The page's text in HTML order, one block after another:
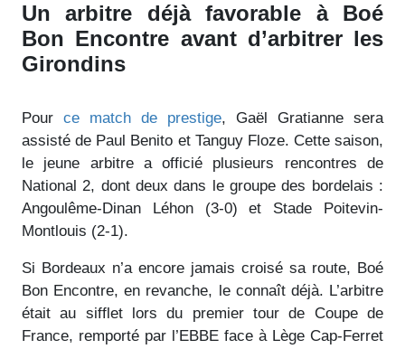
Un arbitre déjà favorable à Boé
Bon Encontre avant d’arbitrer les
Girondins
Pour ce match de prestige, Gaël Gratianne sera
assisté de Paul Benito et Tanguy Floze. Cette saison,
le jeune arbitre a officié plusieurs rencontres de
National 2, dont deux dans le groupe des bordelais :
Angoulême-Dinan Léhon (3-0) et Stade Poitevin-
Montlouis (2-1).
Si Bordeaux n’a encore jamais croisé sa route, Boé
Bon Encontre, en revanche, le connaît déjà. L’arbitre
était au sifflet lors du premier tour de Coupe de
France, remporté par l’EBBE face à Lège Cap-Ferret